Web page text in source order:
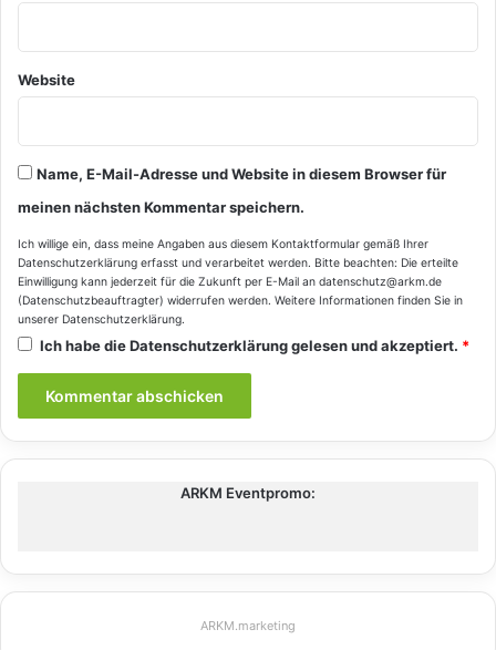
Website
Name, E-Mail-Adresse und Website in diesem Browser für
meinen nächsten Kommentar speichern.
Ich willige ein, dass meine Angaben aus diesem Kontaktformular gemäß Ihrer
Datenschutzerklärung erfasst und verarbeitet werden. Bitte beachten: Die erteilte
Einwilligung kann jederzeit für die Zukunft per E-Mail an datenschutz@arkm.de
(Datenschutzbeauftragter) widerrufen werden. Weitere Informationen finden Sie in
unserer Datenschutzerklärung.
Ich habe dieDatenschutzerklärunggelesen und akzeptiert. *
ARKM Eventpromo:
ARKM.marketing